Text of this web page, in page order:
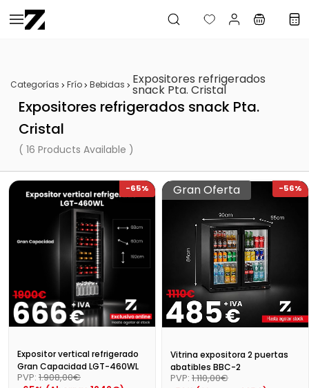
Saltar al
contenido
Categorías Frío Bebidas Expositores refrigerados
snack Pta. Cristal
Expositores refrigerados snack Pta.
Cristal
( 16 Products Available )
-65%
Expositor vertical refrigerado
Gran Capacidad LGT-460WL
PVP: 1.908,00€
Gran Oferta -56%
Vitrina expositora 2 puertas
abatibles BBC-2
PVP: 1.110,00€